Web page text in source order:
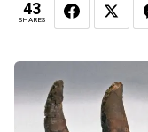
43
SHARES